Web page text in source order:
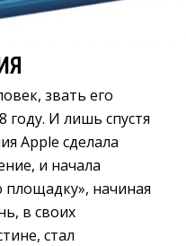
звать его
году. И лишь спустя
Apple сделала
и начала
площадку», начиная
в своих
стал